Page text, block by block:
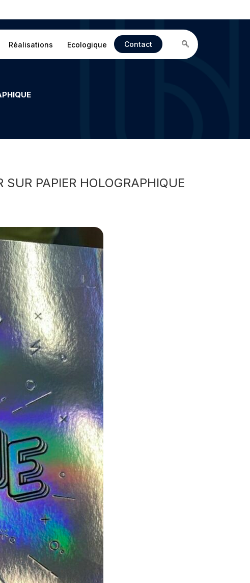
Réalisations Ecologique Contact
PAPIER HOLOGRAPHIQUE